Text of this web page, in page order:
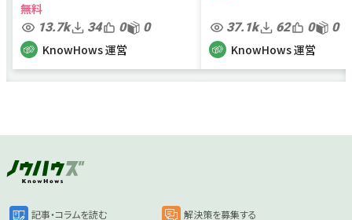
無料
13.7k 34 0 0
KnowHows 運営
37.1k 62 0 0
KnowHows 運営
記事・コラムを読む 解決策を募集する